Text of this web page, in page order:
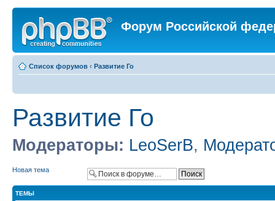
Форум Российской
Список форумов ‹ Развитие Го
Развитие Го
Модераторы: LeoSerB,
Новая тема
ТЕМЫ